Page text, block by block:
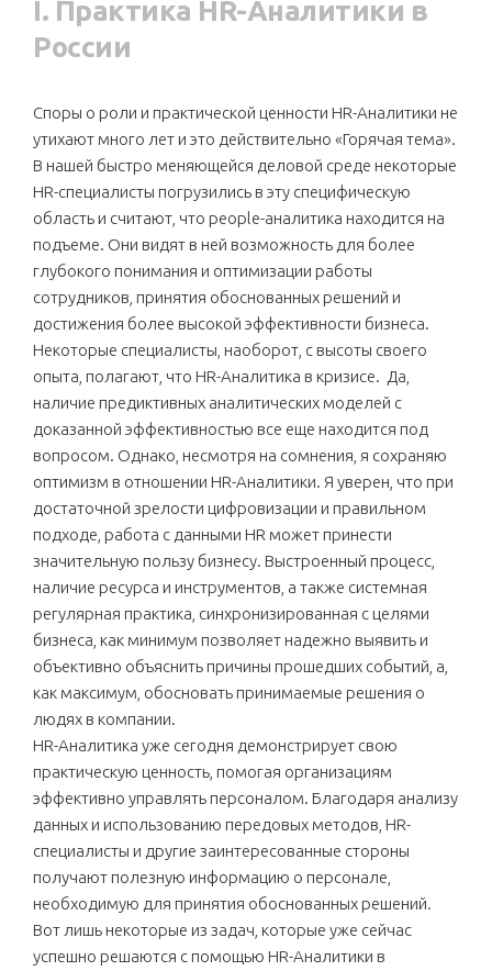
I. Практика HR-Аналитики в
России
Споры о роли и практической ценности HR-Аналитики не
утихают много лет и это действительно «Горячая тема».
В нашей быстро меняющейся деловой среде некоторые
HR-специалисты погрузились в эту специфическую
область и считают, что people-аналитика находится на
подъеме. Они видят в ней возможность для более
глубокого понимания и оптимизации работы
сотрудников, принятия обоснованных решений и
достижения более высокой эффективности бизнеса.
Некоторые специалисты, наоборот, с высоты своего
опыта, полагают, что HR-Аналитика в кризисе. Да,
наличие предиктивных аналитических моделей с
доказанной эффективностью все еще находится под
вопросом. Однако, несмотря на сомнения, я сохраняю
оптимизм в отношении HR-Аналитики. Я уверен, что при
достаточной зрелости цифровизации и правильном
подходе, работа с данными HR может принести
значительную пользу бизнесу. Выстроенный процесс,
наличие ресурса и инструментов, а также системная
регулярная практика, синхронизированная с целями
бизнеса, как минимум позволяет надежно выявить и
объективно объяснить причины прошедших событий, а,
как максимум, обосновать принимаемые решения о
людях в компании.
HR-Аналитика уже сегодня демонстрирует свою
практическую ценность, помогая организациям
эффективно управлять персоналом. Благодаря анализу
данных и использованию передовых методов, HR-
специалисты и другие заинтересованные стороны
получают полезную информацию о персонале,
необходимую для принятия обоснованных решений.
Вот лишь некоторые из задач, которые уже сейчас
успешно решаются с помощью HR-Аналитики в